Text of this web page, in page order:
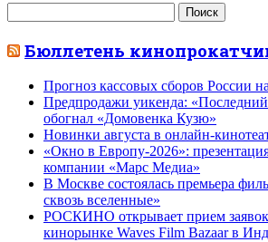
Бюллетень
Прогноз кассовых сборов России
Предпродажи уикенда:
обогнал «Домовенка Кузю»
Новинки августа в онлайн-
«Окно в Европу-2026»:
компании «Марс Медиа»
В Москве состоялась премьера
сквозь вселенные»
РОСКИНО открывает прием заявок
кинорынке Waves Film Bazaar в